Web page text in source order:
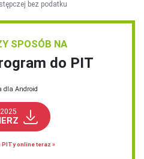
SPOSÓB NA
do PIT
dla Android
online teraz »
bez podatku